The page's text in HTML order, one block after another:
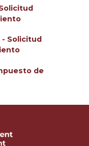
Solicitud
- Solicitud
de